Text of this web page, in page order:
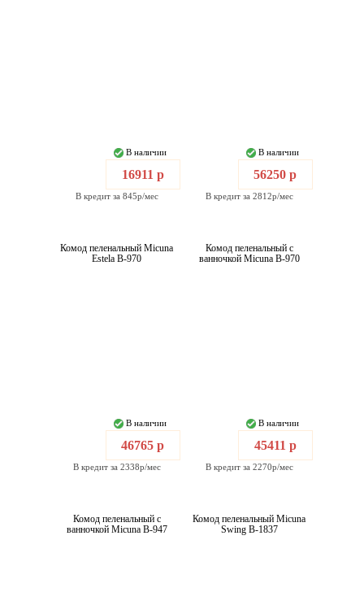
В наличии
16911 р
В кредит за 845р/мес
В наличии
56250 р
В кредит за 2812р/мес
Комод пеленальный Micuna
Estela B-970
В наличии
46765 р
В кредит за 2338р/мес
Комод пеленальный с
ванночкой Micuna B-970
В наличии
45411 р
В кредит за 2270р/мес
Комод пеленальный с
ванночкой Micuna B-947
Комод пеленальный Micuna
Swing B-1837